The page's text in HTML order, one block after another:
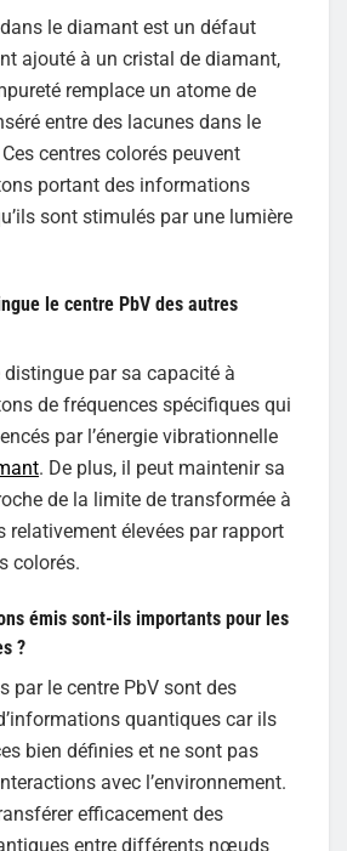
le diamant est un défaut
ajouté à un cristal de diamant,
remplace un atome de
entre des lacunes dans le
centres colorés peuvent
portant des informations
sont stimulés par une lumière
le centre PbV des autres
distingue par sa capacité à
de fréquences spécifiques qui
par l’énergie vibrationnelle
. De plus, il peut maintenir sa
de la limite de transformée à
relativement élevées par rapport
colorés.
émis sont-ils importants pour les
?
par le centre PbV sont des
quantiques car ils
bien définies et ne sont pas
avec l’environnement.
efficacement des
entre différents nœuds